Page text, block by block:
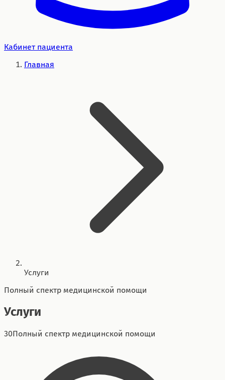
Кабинет пациента
Главная
Услуги
Полный спектр медицинской помощи
Услуги
30Полный спектр медицинской помощи